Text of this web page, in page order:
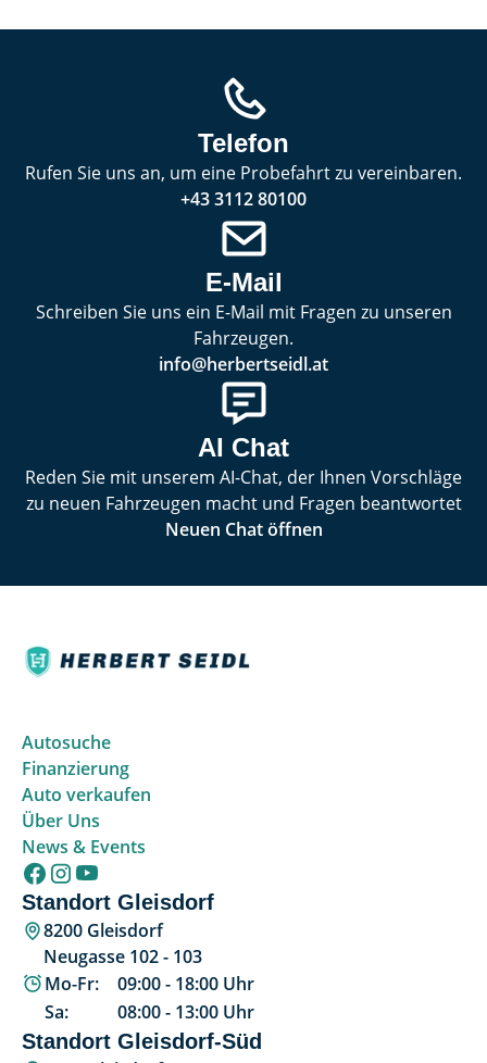
Telefon
Rufen Sie uns an, um eine Probefahrt zu vereinbaren.
+43 3112 80100
E-Mail
Schreiben Sie uns ein E-Mail mit Fragen zu unseren
Fahrzeugen.
info@herbertseidl.at
AI Chat
Reden Sie mit unserem AI-Chat, der Ihnen Vorschläge
zu neuen Fahrzeugen macht und Fragen beantwortet
Neuen Chat öffnen
Autosuche
Finanzierung
Auto verkaufen
Über Uns
News & Events
Standort Gleisdorf
8200 Gleisdorf
Neugasse 102 - 103
Mo-Fr:
09:00- 18:00 Uhr
Sa:
08:00- 13:00 Uhr
Standort Gleisdorf-Süd